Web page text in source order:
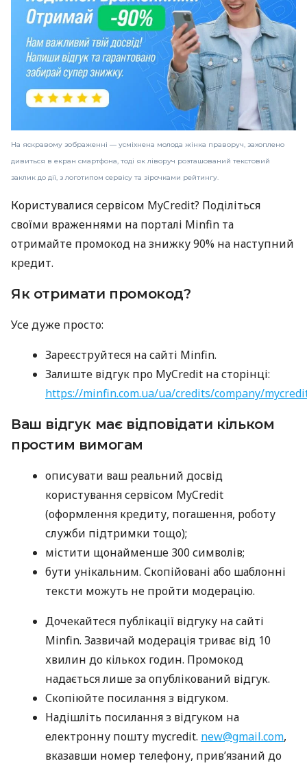
На яскравому зображенні — усміхнена молода жінка праворуч, захоплено
дивиться в екран смартфона, тоді як ліворуч розташований текстовий
заклик до дії, з логотипом сервісу та зірочками рейтингу.
Користувалися сервісом MyCredit? Поділіться
своїми враженнями на порталі Minfin та
отримайте промокод на знижку 90% на наступний
кредит.
Як отримати промокод?
Усе дуже просто:
Зареєструйтеся на сайті Minfin.
Залиште відгук про MyCredit на сторінці:
https://minfin.com.ua/ua/credits/company/
Ваш відгук має відповідати кільком
простим вимогам
описувати ваш реальний досвід
користування сервісом MyCredit
(оформлення кредиту, погашення, роботу
служби підтримки тощо);
містити щонайменше 300 символів;
бути унікальним. Скопійовані або шаблонні
тексти можуть не пройти модерацію.
Дочекайтеся публікації відгуку на сайті
Minfin. Зазвичай модерація триває від 10
хвилин до кількох годин. Промокод
надається лише за опублікований відгук.
Скопіюйте посилання з відгуком.
Надішліть посилання з відгуком на
електронну пошту mycredit. new@gmail.com,
вказавши номер телефону, прив’язаний до